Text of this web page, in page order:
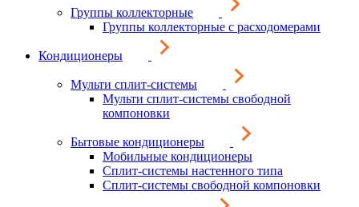
Группы коллекторные
Группы коллекторные с расходомерами
Кондиционеры
Мульти сплит-системы
Мульти сплит-системы свободной
компоновки
Бытовые кондиционеры
Мобильные кондиционеры
Сплит-системы настенного типа
Сплит-системы свободной компоновки